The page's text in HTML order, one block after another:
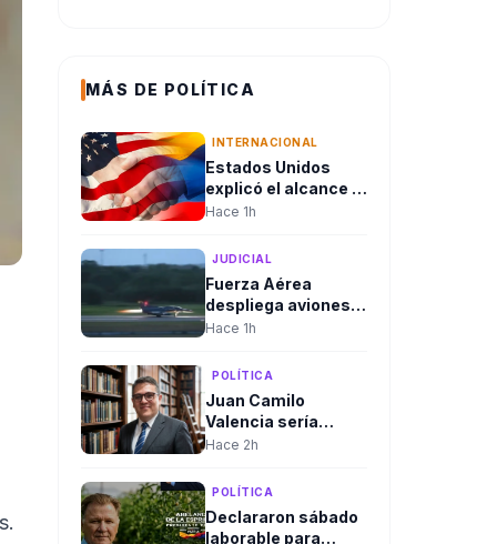
MÁS DE POLÍTICA
INTERNACIONAL
Estados Unidos
explicó el alcance y
en qué consiste el
seguridad de
para Colombia tras
la posesión de
Abelardo De La
Hace 1h
JUDICIAL
Fuerza Aérea
despliega aviones
Kfir hacia la
consejo de
seguridad del
presidente
Hace 1h
POLÍTICA
Juan Camilo
Valencia sería
designado como
Agencia Nacional
Hace 2h
POLÍTICA
Declararon sábado
laborable para